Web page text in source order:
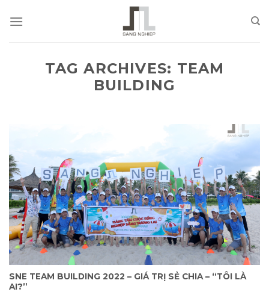
TAG ARCHIVES: TEAM
BUILDING
SNE TEAM BUILDING 2022 – GIÁ TRỊ SẺ CHIA – “TÔI LÀ
AI?”